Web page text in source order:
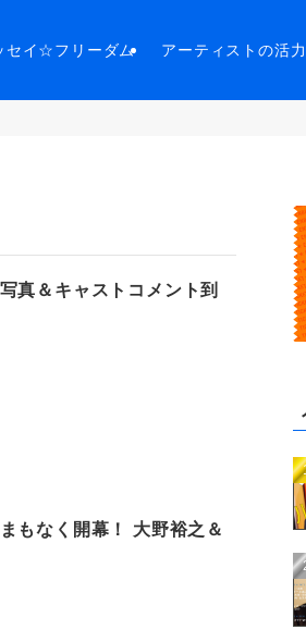
セイ☆フリーダム アーティストの活
真＆キャストコメント到
もなく開幕！ 大野裕之＆